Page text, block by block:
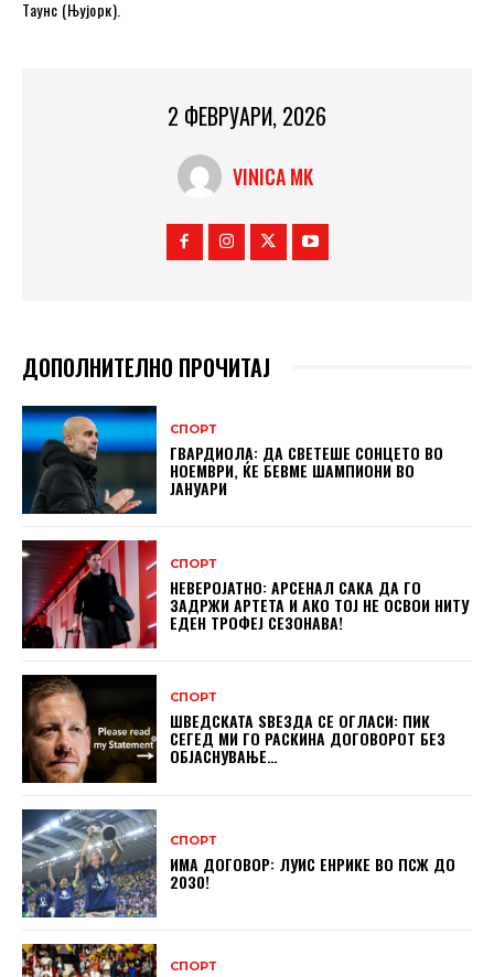
Таунс (Њујорк).
2 ФЕВРУАРИ, 2026
VINICA MK
ДОПОЛНИТЕЛНО ПРОЧИТАЈ
СПОРТ
ГВАРДИОЛА: ДА СВЕТЕШЕ СОНЦЕТО ВО
НОЕМВРИ, ЌЕ БЕВМЕ ШАМПИОНИ ВО
ЈАНУАРИ
СПОРТ
НЕВЕРОЈАТНО: АРСЕНАЛ САКА ДА ГО
ЗАДРЖИ АРТЕТА И АКО ТОЈ НЕ ОСВОИ НИТУ
ЕДЕН ТРОФЕЈ СЕЗОНАВА!
СПОРТ
ШВЕДСКАТА ЅВЕЗДА СЕ ОГЛАСИ: ПИК
СЕГЕД МИ ГО РАСКИНА ДОГОВОРОТ БЕЗ
ОБЈАСНУВАЊЕ…
СПОРТ
ИМА ДОГОВОР: ЛУИС ЕНРИКЕ ВО ПСЖ ДО
2030!
СПОРТ